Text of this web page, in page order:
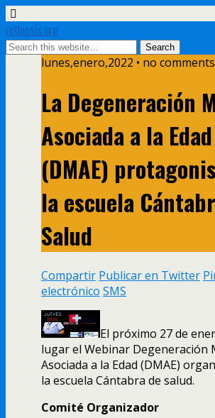
retinosis.org
lunes,enero,2022 • no comments
La Degeneración
Asociada a la Edad
(DMAE)
la escuela
Salud
Compartir Publicar en Twitter
electrónico SMS
El próximo 27 de
lugar el Webinar Degeneración
Asociada a la Edad (DMAE)
la escuela Cántabra de salud.
Comité Organizador